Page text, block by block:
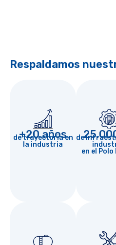
Respaldamos
+20 años
de trayectoria en
la industria
de
en el Polo